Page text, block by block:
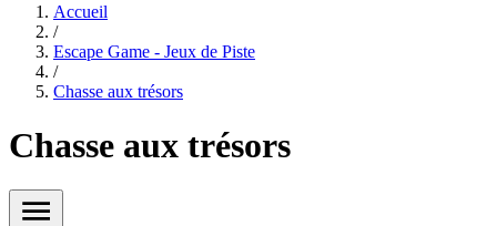
Accueil
/
Escape Game - Jeux de Piste
/
Chasse aux trésors
Chasse aux trésors